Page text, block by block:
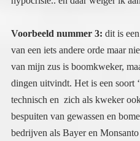
Voorbeeld nummer 3: dit is
van een iets
van mijn zus
dingen
technisch en
bespuiten
bedrijven als
na verloop
afgesteld dat
heeft om zijn
er met dit
ideaal dus
hoeven
stap is op
door de
zijn volledig
landbouw-
agrarische
Europa.
die wordt
geen poot